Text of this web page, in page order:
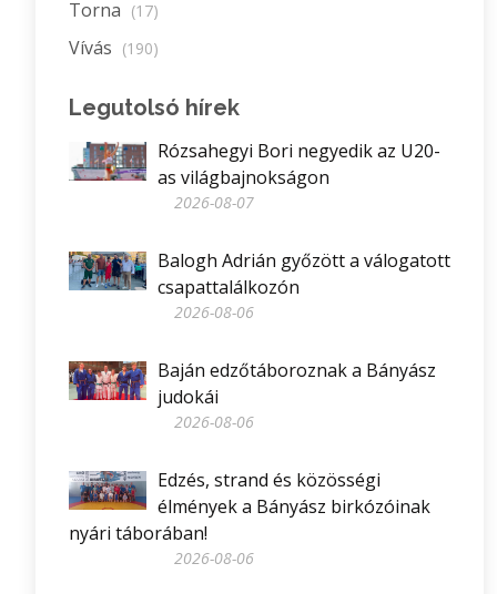
Torna (17)
Vívás (190)
Legutolsó hírek
Rózsahegyi Bori negyedik az U20-
as világbajnokságon
2026-08-07
Balogh Adrián győzött a válogatott
csapattalálkozón
2026-08-06
Baján edzőtáboroznak a Bányász
judokái
2026-08-06
Edzés, strand és közösségi
élmények a Bányász birkózóinak
nyári táborában!
2026-08-06